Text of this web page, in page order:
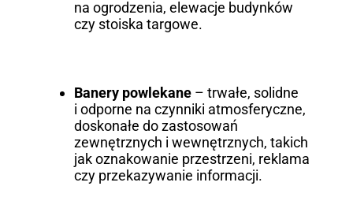
na ogrodzenia, elewacje budynków
czy stoiska targowe.
Banery powlekane– trwałe, solidne
i odporne na czynniki atmosferyczne,
doskonałe do zastosowań
zewnętrznych i wewnętrznych, takich
jak oznakowanie przestrzeni, reklama
czy przekazywanie informacji.